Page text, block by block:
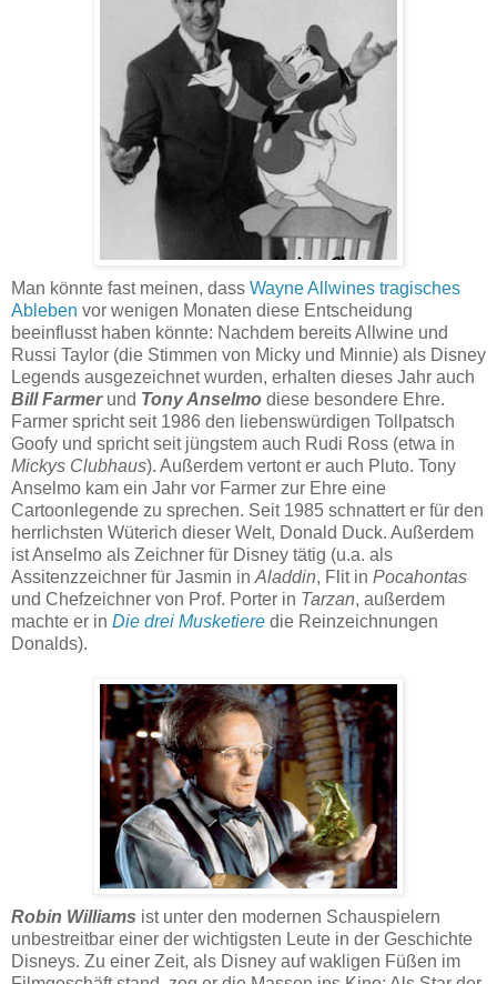
Man könnte fast meinen, dass Wayne Allwines tragisches
Ableben vor wenigen Monaten diese Entscheidung
beeinflusst haben könnte: Nachdem bereits Allwine und
Russi Taylor (die Stimmen von Micky und Minnie) als Disney
Legends ausgezeichnet wurden, erhalten dieses Jahr auch
Bill Farmerund Tony Anselmo diese besondere Ehre.
Farmer spricht seit 1986 den liebenswürdigen Tollpatsch
Goofy und spricht seit jüngstem auch Rudi Ross (etwa in
Mickys Clubhaus). Außerdem vertont er auch Pluto. Tony
Anselmo kam ein Jahr vor Farmer zur Ehre eine
Cartoonlegende zu sprechen. Seit 1985 schnattert er für den
herrlichsten Wüterich dieser Welt, Donald Duck. Außerdem
ist Anselmo als Zeichner für Disney tätig (u.a. als
Assitenzzeichner für Jasmin in Aladdin, Flit in Pocahontas
und Chefzeichner von Prof. Porter in Tarzan, außerdem
machte er in Die drei Musketiere die Reinzeichnungen
Donalds).
Robin Williams ist unter den modernen Schauspielern
unbestreitbar einer der wichtigsten Leute in der Geschichte
Disneys. Zu einer Zeit, als Disney auf wakligen Füßen im